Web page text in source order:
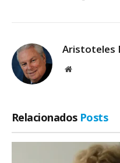
Aristoteles
Site
Relacionados Posts